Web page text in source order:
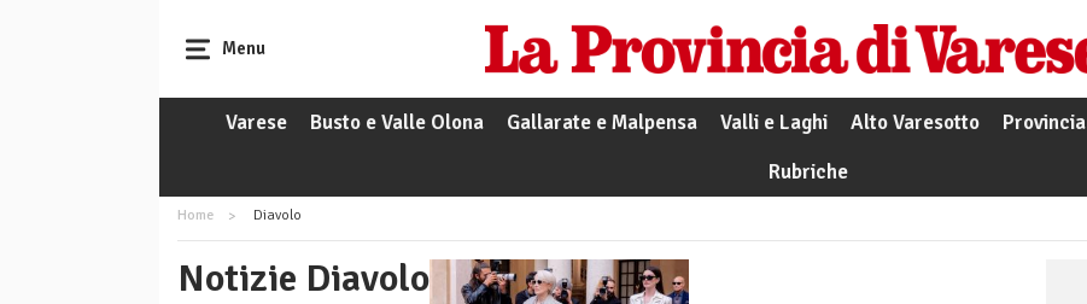
Menu
Varese Busto e Valle Olona Gallarate e Malpensa Valli e Laghi Alto Varesotto Provincia
Rubriche
Home Diavolo
Notizie Diavolo